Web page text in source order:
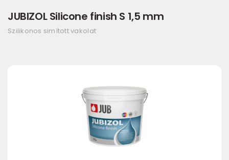
JUBIZOL Silicone finish S 1,5 mm
Szilikonos simított vakolat